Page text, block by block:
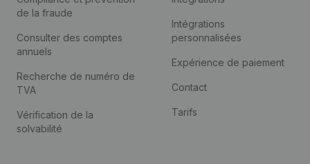
de la fraude
Consulter des comptes
annuels
Recherche de numéro de
TVA
Vérification de la
solvabilité
Intégrations
personnalisées
Expérience de paiement
Contact
Tarifs